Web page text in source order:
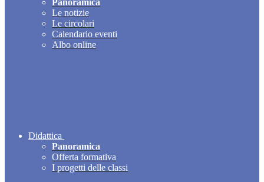
Panoramica
Le notizie
Le circolari
Calendario eventi
Albo online
Didattica
Panoramica
Offerta formativa
I progetti delle classi